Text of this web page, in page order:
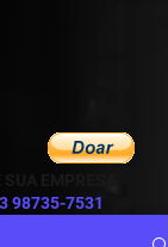
EMPRESA
98735-7531